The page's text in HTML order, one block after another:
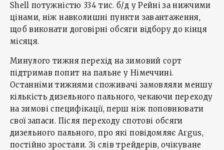
Shell потужністю 334 тис. б/д у Рейні за нижчими
цінами, ніж навколишні пункти завантаження,
щоб виконати договірні обсяги відбору до кінця
місяця.
Минулого тижня перехід на зимовий сорт
підтримав попит на пальне у Німеччині.
Останніми тижнями споживачі замовляли меншу
кількість дизельного пального, чекаючи переходу
на зимові специфікації, перш ніж поповнювати
свої запаси. Після переходу спотові обсяги
дизельного пального, про які повідомляє Argus,
постійно зростали. Зі слів трейдерів, очікуване